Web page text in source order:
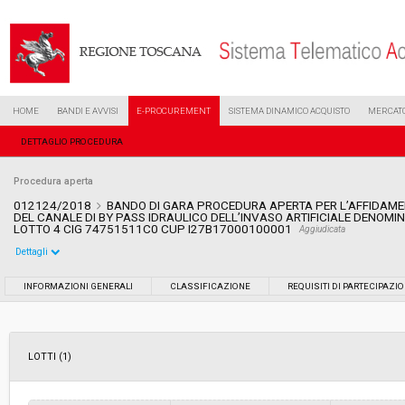
HOME BANDI E AVVISI E-PROCUREMENT SISTEMA DINAMICO ACQUISTO
DETTAGLIO PROCEDURA
Procedura aperta
012124/2018
BANDO DI GARA PROCEDURA APERTA PER
DEL CANALE DI BY PASS IDRAULICO DELL’INVASO ARTIFICIALE
LOTTO 4 CIG 74751511C0 CUP I27B17000100001
Aggiudicata
Data pubblicazione:
Dettagli
INFORMAZIONI GENERALI CLASSIFICAZIONE REQUISITI DI
LOTTI (1)